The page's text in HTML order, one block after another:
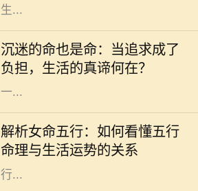
生...
沉迷的命也是命：当追求成了
负担，生活的真谛何在？
在这个快速发展的社会中，许多人为
了追求自己的兴趣与爱好，甚至是事
业，不惜陷入沉迷的状态。沉迷看似
是对某件事的热爱，但当热爱演变为
一...
解析女命五行：如何看懂五行
命理与生活运势的关系
在中国传统命理学中，五行是理解命
运的重要工具。五行分别为金、木、
水、火、土，它们相互生克，影响着
每个人的命运。特别是女性命理，五
行...
19946年的命运之旅：探索未知的未